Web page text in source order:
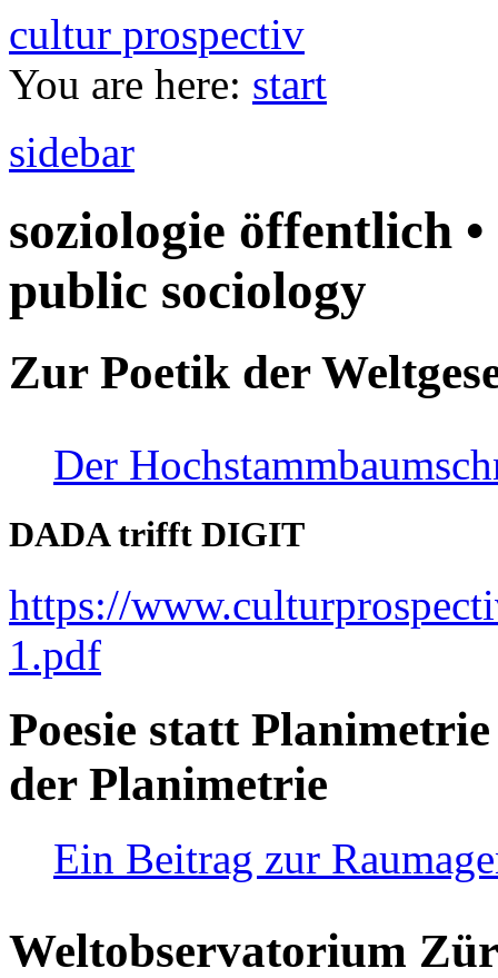
cultur prospectiv
You are here: start
sidebar
soziologie öffentlich
public sociology
Zur Poetik der
Der
DADA trifft DIGIT
https://
1.pdf
Poesie statt
der Planimetrie
Ein Beitrag zur
Weltobservatorium